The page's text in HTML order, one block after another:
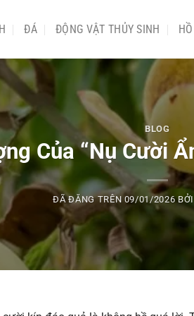
ĐÁ ĐỘNG VẬT THỦY SINH
BLOG
Của “Nụ Cười
ĐÃ ĐĂNG TRÊN 09/01/2026